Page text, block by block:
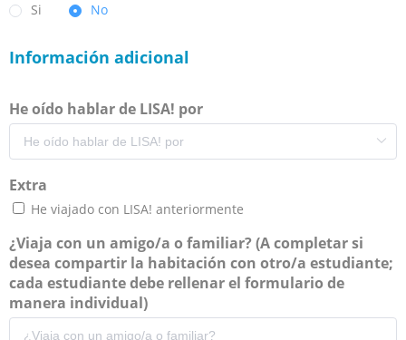
Si No
Información adicional
He oído hablar de LISA! por
Extra
He viajado con LISA! anteriormente
¿Viaja con un amigo/a o familiar? (A completar si
desea compartir la habitación con otro/a estudiante;
cada estudiante debe rellenar el formulario de
manera individual)